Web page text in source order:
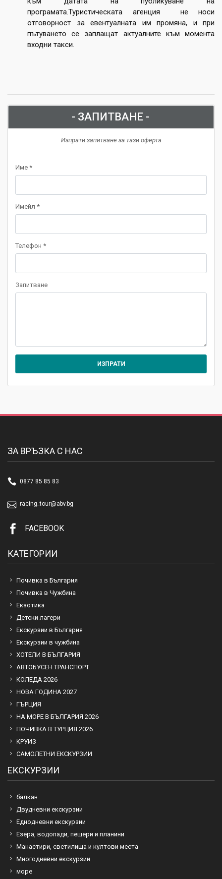
програмата.Туристическата агенция не носи
отговорност за евентуалната им промяна, и при
пътуването се заплащат актуалните към момента
входни такси.
- ЗАПИТВАНЕ -
Изпрати запитване за тази оферта
Име *
Имейл *
Телефон *
Запитване
ЗА ВРЪЗКА С НАС
0877 85 85 83
racing_tour@abv.bg
FACEBOOK
КАТЕГОРИИ
Почивка в България
Почивка в Чужбина
Екзотика
Детски лагери
Екскурзии в България
Екскурзии в чужбина
ХОТЕЛИ В БЪЛГАРИЯ
АВТОБУСЕН ТРАНСПОРТ
КОЛЕДА 2026
НОВА ГОДИНА 2027
ГЪРЦИЯ
НА МОРЕ В БЪЛГАРИЯ 2026
ПОЧИВКА В ТУРЦИЯ 2026
КРУИЗ
САМОЛЕТНИ ЕКСКУРЗИИ
ЕКСКУРЗИИ
балкан
Двудневни екскурзии
Еднодневни екскурзии
Езера, водопади, пещери и планини
Манастири, светилища и култови места
Многодневни екскурзии
море